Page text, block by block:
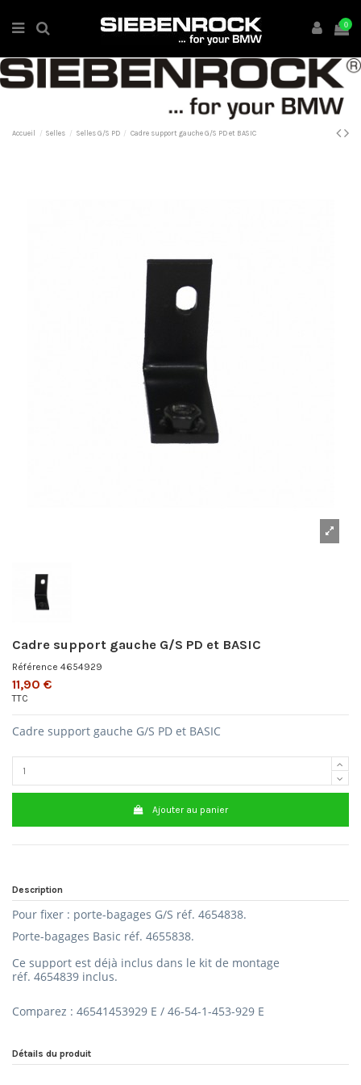
0
Accueil Selles Selles G/S PD Cadre support gauche G/S PD et BASIC
Cadre support gauche G/S PD et BASIC
Référence 4654929
11,90 €
TTC
Cadre support gauche G/S PD et BASIC
Ajouter au panier
Description
Pour fixer : porte-bagages G/S réf. 4654838.
Porte-bagages Basic réf. 4655838.
Ce support est déjà inclus dans le kit de montage
réf. 4654839 inclus.
Comparez : 46541453929 E / 46-54-1-453-929 E
Détails du produit